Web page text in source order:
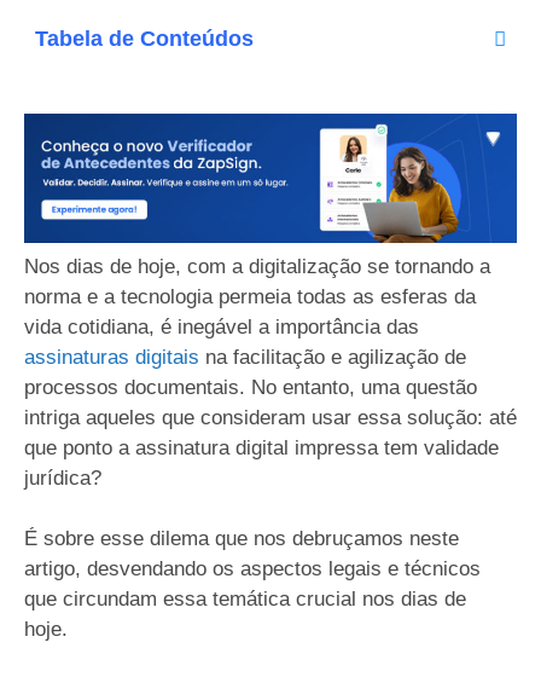
Tabela de Conteúdos
Nos dias de hoje, com a digitalização se tornando a
norma e a tecnologia permeia todas as esferas da
vida cotidiana, é inegável a importância das
assinaturas digitais na facilitação e agilização de
processos documentais. No entanto, uma questão
intriga aqueles que consideram usar essa solução: até
que ponto a assinatura digital impressa tem validade
jurídica?
É sobre esse dilema que nos debruçamos neste
artigo, desvendando os aspectos legais e técnicos
que circundam essa temática crucial nos dias de
hoje.